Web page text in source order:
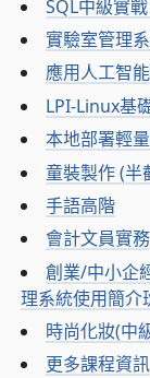
SQL中級實
實驗室管理
應用人工智
LPI-Linux基
本地部署輕
童裝製作 (半
手語高階
會計文員實務
創業/中小企
理系統使用簡介
時尚化妝(中
更多課程資訊